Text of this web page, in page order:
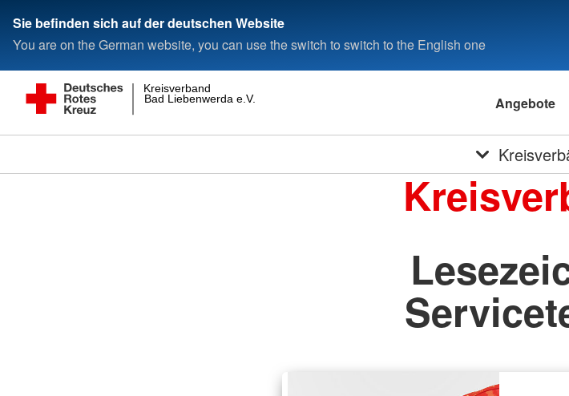
Sie befinden sich auf der deutschen Website
You are on the German website, you can use the switch to switch to the English one
Bad Liebenwerda e.V.
Kreisverband
Angebote